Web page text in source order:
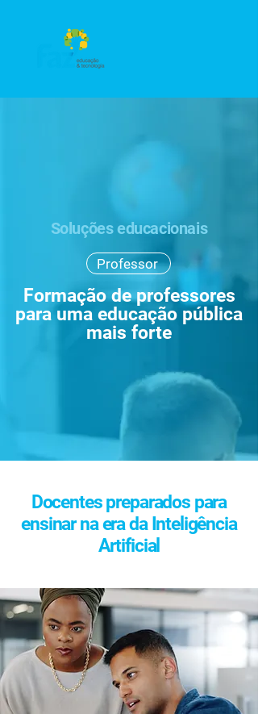
Soluções educacionais
Professor
Formação de professores
para uma educação pública
mais forte
Docentes preparados para
ensinar na era da Inteligência
Artificial